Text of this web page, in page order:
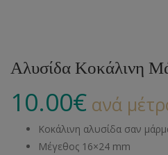
Αλυσίδα Κοκάλινη
10.00€ ανά
Κοκάλινη αλυσίδα σαν
Μέγεθος 16×24 mm